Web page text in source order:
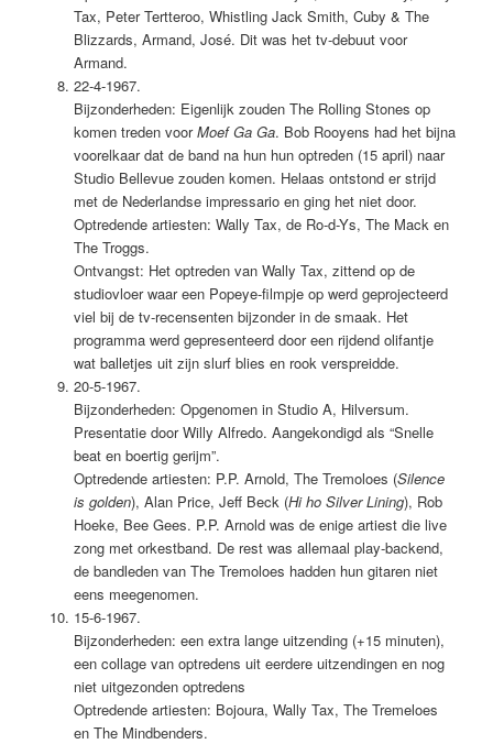
Tax, Peter Tertteroo, Whistling Jack Smith, Cuby & The
Blizzards, Armand, José. Dit was het tv-debuut voor
Armand.
22-4-1967.
Bijzonderheden: Eigenlijk zouden The Rolling Stones op
komen treden voorMoef Ga Ga. Bob Rooyens had het bijna
voorelkaar dat de band na hun hun optreden (15 april) naar
Studio Bellevue zouden komen. Helaas ontstond er strijd
met de Nederlandse impressario en ging het niet door.
Optredende artiesten: Wally Tax, de Ro-d-Ys, The Mack en
The Troggs.
Ontvangst: Het optreden van Wally Tax, zittend op de
studiovloer waar een Popeye-filmpje op werd geprojecteerd
viel bij de tv-recensenten bijzonder in de smaak. Het
programma werd gepresenteerd door een rijdend olifantje
wat balletjes uit zijn slurf blies en rook verspreidde.
20-5-1967.
Bijzonderheden: Opgenomen in Studio A, Hilversum.
Presentatie door Willy Alfredo. Aangekondigd als “Snelle
beat en boertig gerijm”.
Optredende artiesten: P.P. Arnold, The Tremoloes (Silence
is golden), Alan Price, Jeff Beck (Hi ho Silver Lining), Rob
Hoeke, Bee Gees. P.P. Arnold was de enige artiest die live
zong met orkestband. De rest was allemaal play-backend,
de bandleden van The Tremoloes hadden hun gitaren niet
eens meegenomen.
15-6-1967.
Bijzonderheden: een extra lange uitzending (+15 minuten),
een collage van optredens uit eerdere uitzendingen en nog
niet uitgezonden optredens
Optredende artiesten: Bojoura, Wally Tax, The Tremeloes
en The Mindbenders.